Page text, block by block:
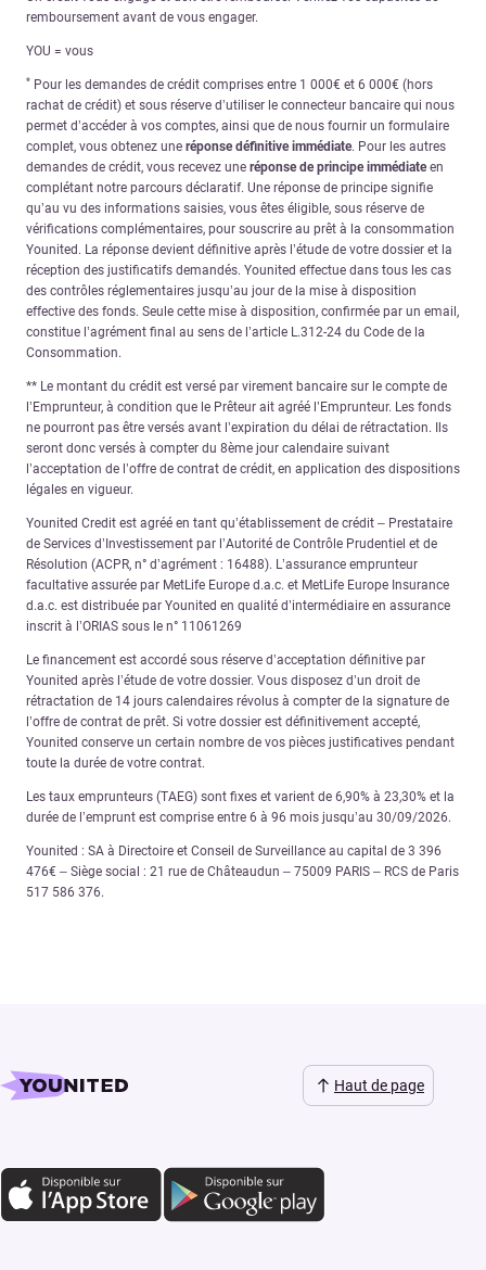
remboursement avant de vous engager.
YOU = vous
* Pour les demandes de crédit comprises entre 1 000€ et 6 000€ (hors
rachat de crédit) et sous réserve d’utiliser le connecteur bancaire qui nous
permet d’accéder à vos comptes, ainsi que de nous fournir un formulaire
complet, vous obtenez une réponse définitive immédiate. Pour les autres
demandes de crédit, vous recevez une réponse de principe immédiateen
complétant notre parcours déclaratif. Une réponse de principe signifie
qu’au vu des informations saisies, vous êtes éligible, sous réserve de
vérifications complémentaires, pour souscrire au prêt à la consommation
Younited. La réponse devient définitive après l’étude de votre dossier et la
réception des justificatifs demandés. Younited effectue dans tous les cas
des contrôles réglementaires jusqu’au jour de la mise à disposition
effective des fonds. Seule cette mise à disposition, confirmée par un email,
constitue l’agrément final au sens de l’article L.312-24 du Code de la
Consommation.
** Le montant du crédit est versé par virement bancaire sur le compte de
l’Emprunteur, à condition que le Prêteur ait agréé l’Emprunteur. Les fonds
ne pourront pas être versés avant l’expiration du délai de rétractation. Ils
seront donc versés à compter du 8ème jour calendaire suivant
l’acceptation de l’offre de contrat de crédit, en application des dispositions
légales en vigueur.
Younited Credit est agréé en tant qu’établissement de crédit – Prestataire
de Services d’Investissement par l’Autorité de Contrôle Prudentiel et de
Résolution (ACPR, n° d’agrément : 16488). L’assurance emprunteur
facultative assurée par MetLife Europe d.a.c. et MetLife Europe Insurance
d.a.c. est distribuée par Younited en qualité d’intermédiaire en assurance
inscrit à l’ORIAS sous le n° 11061269
Le financement est accordé sous réserve d’acceptation définitive par
Younited après l’étude de votre dossier. Vous disposez d’un droit de
rétractation de 14 jours calendaires révolus à compter de la signature de
l’offre de contrat de prêt. Si votre dossier est définitivement accepté,
Younited conserve un certain nombre de vos pièces justificatives pendant
toute la durée de votre contrat.
Les taux emprunteurs (TAEG) sont fixes et varient de 6,90% à 23,30% et la
durée de l’emprunt est comprise entre 6 à 96 mois jusqu’au 30/09/2026.
Younited : SA à Directoire et Conseil de Surveillance au capital de 3 396
476€ – Siège social : 21 rue de Châteaudun – 75009 PARIS – RCS de Paris
517 586 376.
Haut de page